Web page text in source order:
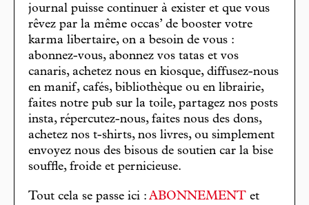
journal puisse continuer à exister et que vous
rêvez par la même occas’ de booster votre
karma libertaire, on a besoin de vous :
abonnez-vous, abonnez vos tatas et vos
canaris, achetez nous en kiosque, diffusez-nous
en manif, cafés, bibliothèque ou en librairie,
faites notre pub sur la toile, partagez nos posts
insta, répercutez-nous, faites nous des dons,
achetez nos t-shirts, nos livres, ou simplement
envoyez nous des bisous de soutien car la bise
souffle, froide et pernicieuse.
Tout cela se passe ici : ABONNEMENT et